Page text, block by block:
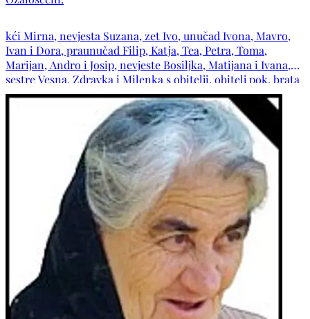
BOŽJEM!
kći Mirna, nevjesta Suzana, zet Ivo, unučad Ivona, Mavro,
Ivan i Dora, praunučad Filip, Katja, Tea, Petra, Toma,
Marijan, Andro i Josip, nevjeste Bosiljka, Matijana i Ivana,
sestre Vesna, Zdravka i Milenka s obitelji, obitelj pok. brata
Ante, obitelji pok. sestara Nede i Drinke, obitelji pok. zaova
Anđe i Pavice, obitelji: Naletilić, Čerkez, Lučić, Ćavar,
Skočilić, Puljić, Vasilj, Sivrić, Galić, Kožul, Penavić, Prkačin,
Martinović, Dramac te ostala mnogobrojna rodbina,
kumovi, susjedi i prijatelji.